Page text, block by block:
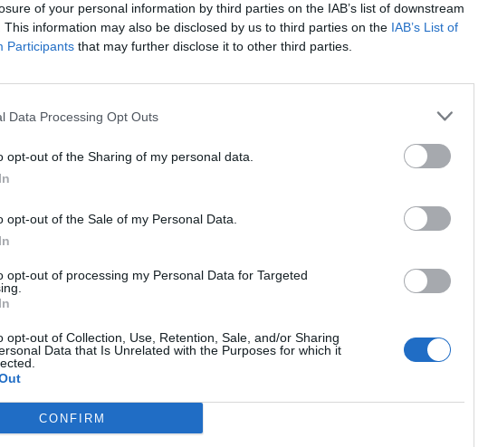
of your personal information by third parties on the IAB’s list of downstream
This information may also be disclosed by us to third parties on the IAB’s List of
Participants that may further disclose it to other third parties.
Data Processing Opt Outs
opt-out of the Sharing of my personal data.
opt-out of the Sale of my Personal Data.
opt-out of processing my Personal Data for Targeted
opt-out of Collection, Use, Retention, Sale, and/or Sharing
Data that Is Unrelated with the Purposes for which it
CONFIRM
Δεν βρέθηκαν αποτελέσματα για την αναζήτηση σας!
υποψηφίων
Online Βιογραφικού
Καριέρας
Περιγραφές Θέσεων Εργασίας
Υπολογισμός καθαρού μισθού